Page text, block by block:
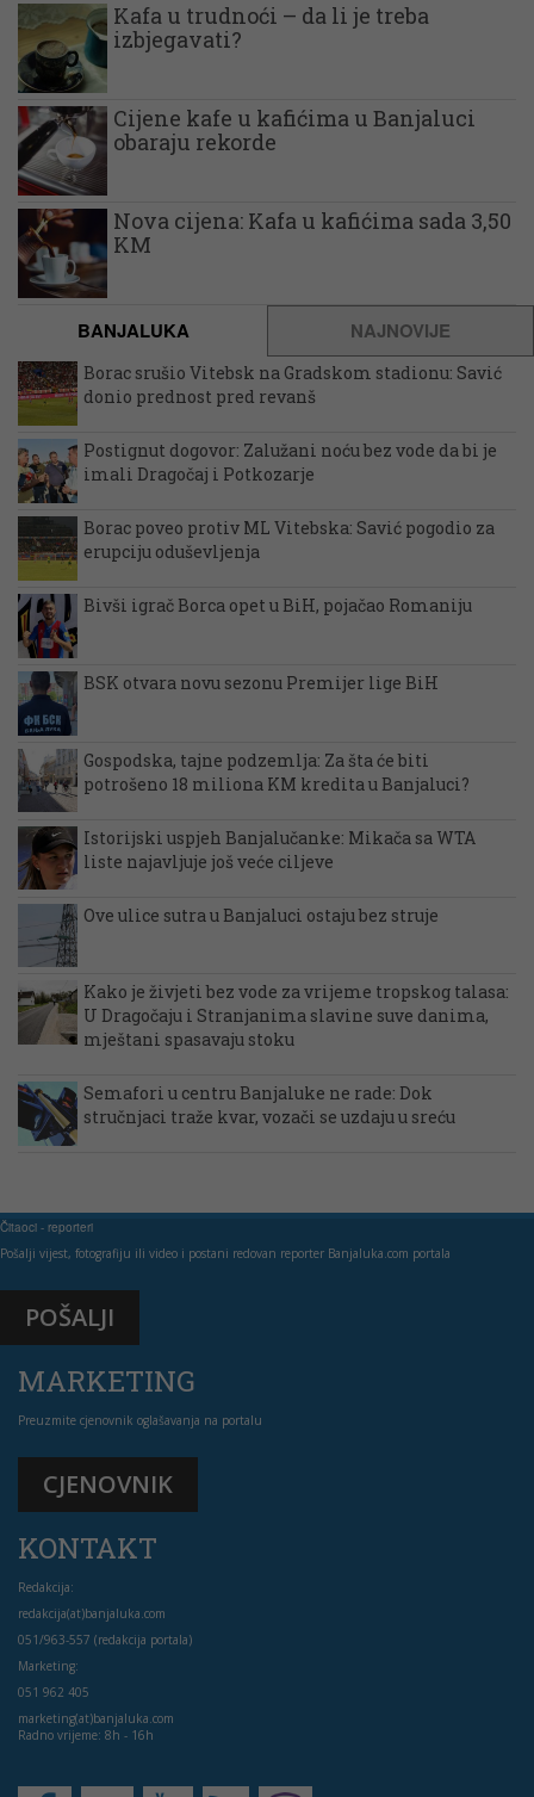
Kafa u trudnoći – da li je treba
izbjegavati?
Cijene kafe u kafićima u Banjaluci
obaraju rekorde
Nova cijena: Kafa u kafićima sada 3,50
KM
BANJALUKA NAJNOVIJE
Borac srušio Vitebsk na Gradskom stadionu: Savić
donio prednost pred revanš
Postignut dogovor: Zalužani noću bez vode da bi je
imali Dragočaj i Potkozarje
Borac poveo protiv ML Vitebska: Savić pogodio za
erupciju oduševljenja
Bivši igrač Borca opet u BiH, pojačao Romaniju
BSK otvara novu sezonu Premijer lige BiH
Gospodska, tajne podzemlja: Za šta će biti
potrošeno 18 miliona KM kredita u Banjaluci?
Istorijski uspjeh Banjalučanke: Mikača sa WTA
liste najavljuje još veće ciljeve
Ove ulice sutra u Banjaluci ostaju bez struje
Kako je živjeti bez vode za vrijeme tropskog talasa:
U Dragočaju i Stranjanima slavine suve danima,
mještani spasavaju stoku
Semafori u centru Banjaluke ne rade: Dok
stručnjaci traže kvar, vozači se uzdaju u sreću
Čitaoci - reporteri
Pošalji vijest, fotografiju ili video i postani redovan reporter Banjaluka.com portala
POŠALJI
MARKETING
Preuzmite cjenovnik oglašavanja na portalu
CJENOVNIK
KONTAKT
Redakcija:
redakcija(at)banjaluka.com
051/963-557 (redakcija portala)
Marketing:
051 962 405
marketing(at)banjaluka.com
Radno vrijeme: 8h - 16h